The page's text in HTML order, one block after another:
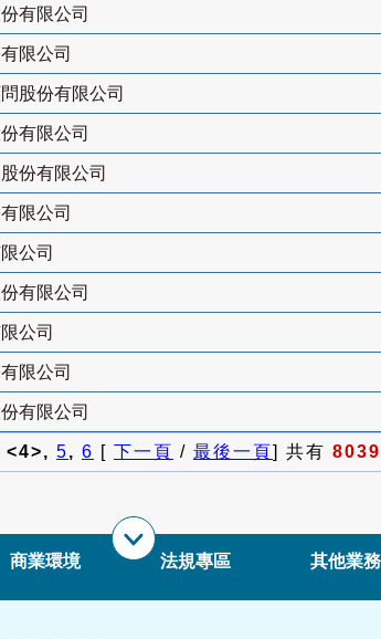
有限公司
限公司
股份有限公司
有限公司
份有限公司
限公司
公司
有限公司
公司
限公司
有限公司
<4>, 5, 6 [ 下一頁 / 最後一頁] 共有 8039
商業環境 法規專區 其他業務